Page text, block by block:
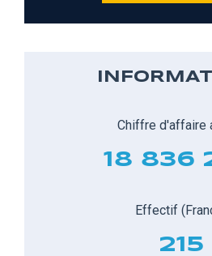
Chiffre d'affaire
18 836
Effectif
215